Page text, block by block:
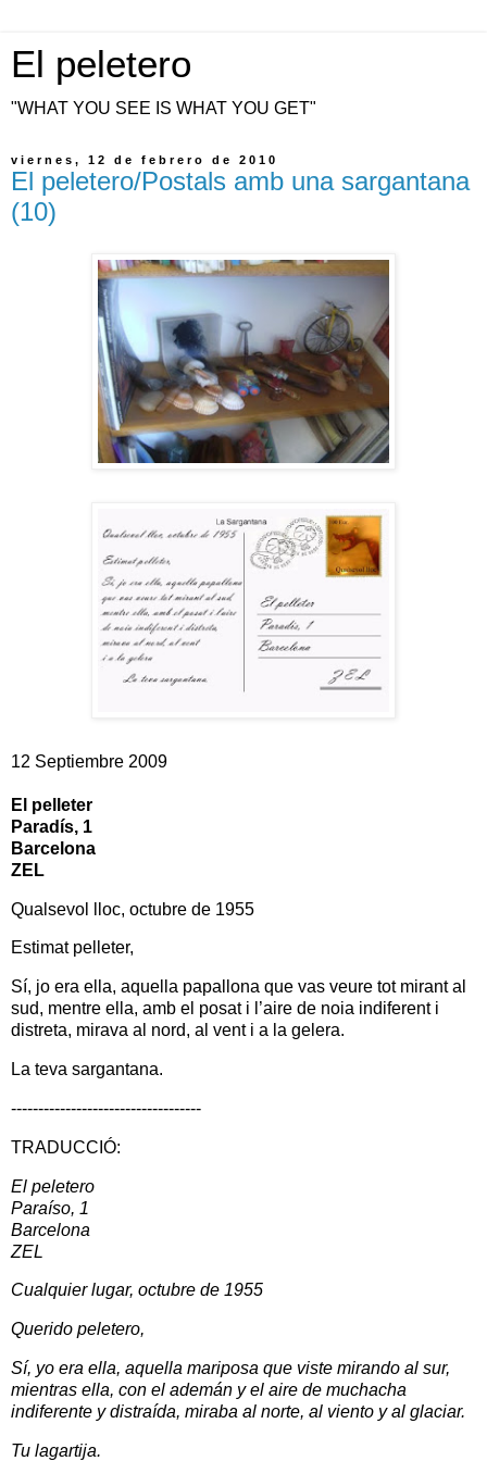
El peletero
"WHAT YOU SEE IS WHAT YOU GET"
viernes, 12 de febrero de 2010
El peletero/Postals amb una sargantana
(10)
12 Septiembre 2009
El pelleter
Paradís, 1
Barcelona
ZEL
Qualsevol lloc, octubre de 1955
Estimat pelleter,
Sí, jo era ella, aquella papallona que vas veure tot mirant al
sud, mentre ella, amb el posat i l’aire de noia indiferent i
distreta, mirava al nord, al vent i a la gelera.
La teva sargantana.
-----------------------------------
TRADUCCIÓ:
El peletero
Paraíso, 1
Barcelona
ZEL
Cualquier lugar, octubre de 1955
Querido peletero,
Sí, yo era ella, aquella mariposa que viste mirando al sur,
mientras ella, con el ademán y el aire de muchacha
indiferente y distraída, miraba al norte, al viento y al glaciar.
Tu lagartija.